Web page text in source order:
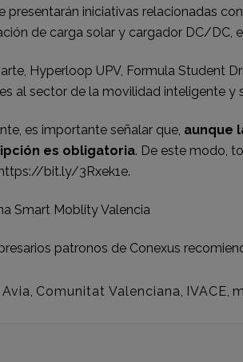
presentarán iniciativas relacionadas
de carga solar y cargador DC/DC,
Hyperloop UPV, Formula Student
al sector de la movilidad inteligente y
es importante señalar que, aunque
es obligatoria. De este modo,
https://bit.ly/3Rxek1e.
Smart Moblity Valencia
patronos de Conexus
Avia, Comunitat Valenciana, IVACE,